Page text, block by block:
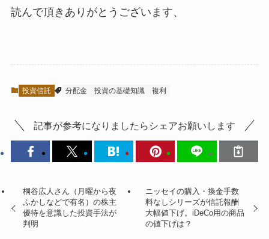
読んで頂きありがとうございます、
投資信託 分配金 投資の基礎知識 複利
記事が参考になりましたらシェアお願いします
桐谷広人さん（月曜から夜
ふかしなどで有名）の株主
優待を意識した投資手法が
判明
ニッセイの購入・換金手数
料なしシリーズが信託報酬
大幅値下げ。iDeCo用の商品
の値下げは？